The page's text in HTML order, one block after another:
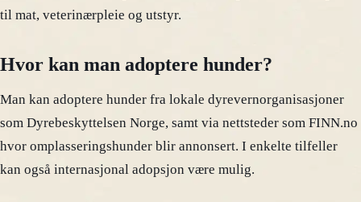
til mat, veterinærpleie og utstyr.
Hvor kan man adoptere hunder?
Man kan adoptere hunder fra lokale dyrevernorganisasjoner
som Dyrebeskyttelsen Norge, samt via nettsteder som FINN.no
hvor omplasseringshunder blir annonsert. I enkelte tilfeller
kan også internasjonal adopsjon være mulig.